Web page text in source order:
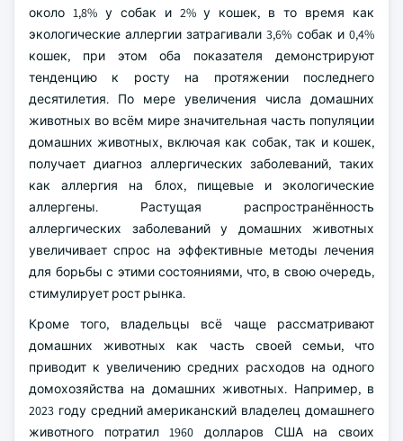
около 1,8% у собак и 2% у кошек, в то время как
экологические аллергии затрагивали 3,6% собак и 0,4%
кошек, при этом оба показателя демонстрируют
тенденцию к росту на протяжении последнего
десятилетия. По мере увеличения числа домашних
животных во всём мире значительная часть популяции
домашних животных, включая как собак, так и кошек,
получает диагноз аллергических заболеваний, таких
как аллергия на блох, пищевые и экологические
аллергены. Растущая распространённость
аллергических заболеваний у домашних животных
увеличивает спрос на эффективные методы лечения
для борьбы с этими состояниями, что, в свою очередь,
стимулирует рост рынка.
Кроме того, владельцы всё чаще рассматривают
домашних животных как часть своей семьи, что
приводит к увеличению средних расходов на одного
домохозяйства на домашних животных. Например, в
2023 году средний американский владелец домашнего
животного потратил 1960 долларов США на своих